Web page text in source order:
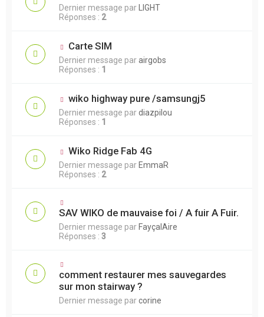
Dernier message par
LIGHT
Réponses : 2
Carte SIM
Dernier message parairgobs
Réponses : 1
wiko highway pure /samsungj5
Dernier message pardiazpilou
Réponses : 1
Wiko Ridge Fab 4G
Dernier message par EmmaR
Réponses : 2
SAV WIKO de mauvaise foi / A fuir A Fuir.
Dernier message par FayçalAire
Réponses : 3
comment restaurer mes sauvegardes
sur mon stairway ?
Dernier message parcorine